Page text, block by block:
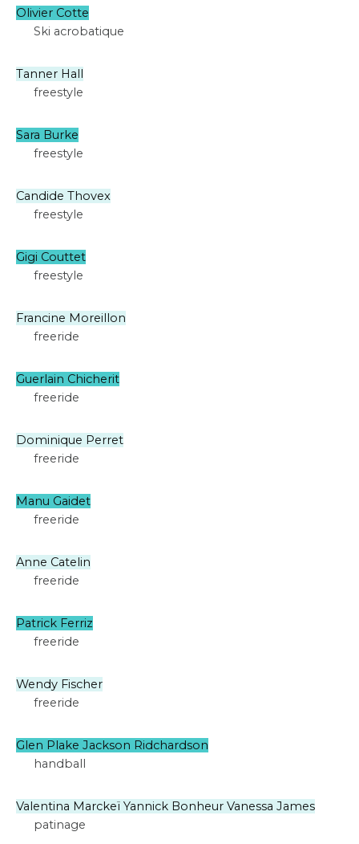
Olivier Cotte
Ski acrobatique
Tanner Hall
freestyle
Sara Burke
freestyle
Candide Thovex
freestyle
Gigi Couttet
freestyle
Francine Moreillon
freeride
Guerlain Chicherit
freeride
Dominique Perret
freeride
Manu Gaidet
freeride
Anne Catelin
freeride
Patrick Ferriz
freeride
Wendy Fischer
freeride
Glen Plake Jackson Ridchardson
handball
Valentina Marckeï Yannick Bonheur Vanessa James
patinage